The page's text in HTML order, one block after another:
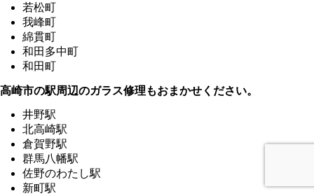
若松町
我峰町
綿貫町
和田多中町
和田町
高崎市の駅周辺のガラス修理もおまかせください。
井野駅
北高崎駅
倉賀野駅
群馬八幡駅
佐野のわたし駅
新町駅